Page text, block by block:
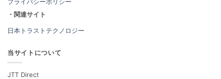
プライバシーポリシー
・関連サイト
日本トラストテクノロジー
当サイトについて
JTT Direct